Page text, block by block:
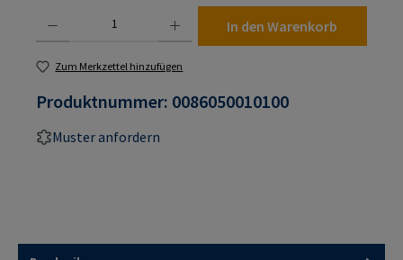
In den Warenkorb
Zum Merkzettel hinzufügen
Produktnummer: 0086050010100
Muster anfordern